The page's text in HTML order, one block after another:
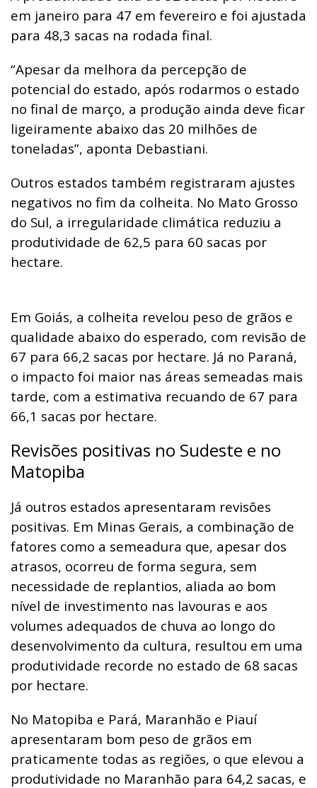
em janeiro para 47 em fevereiro e foi ajustada
para 48,3 sacas na rodada final.
“Apesar da melhora da percepção de
potencial do estado, após rodarmos o estado
no final de março, a produção ainda deve ficar
ligeiramente abaixo das 20 milhões de
toneladas”, aponta Debastiani.
Outros estados também registraram ajustes
negativos no fim da colheita. No Mato Grosso
do Sul, a irregularidade climática reduziu a
produtividade de 62,5 para 60 sacas por
hectare.
Em Goiás, a colheita revelou peso de grãos e
qualidade abaixo do esperado, com revisão de
67 para 66,2 sacas por hectare. Já no Paraná,
o impacto foi maior nas áreas semeadas mais
tarde, com a estimativa recuando de 67 para
66,1 sacas por hectare.
Revisões positivas no Sudeste e no
Matopiba
Já outros estados apresentaram revisões
positivas. Em Minas Gerais, a combinação de
fatores como a semeadura que, apesar dos
atrasos, ocorreu de forma segura, sem
necessidade de replantios, aliada ao bom
nível de investimento nas lavouras e aos
volumes adequados de chuva ao longo do
desenvolvimento da cultura, resultou em uma
produtividade recorde no estado de 68 sacas
por hectare.
No Matopiba e Pará, Maranhão e Piauí
apresentaram bom peso de grãos em
praticamente todas as regiões, o que elevou a
produtividade no Maranhão para 64,2 sacas, e